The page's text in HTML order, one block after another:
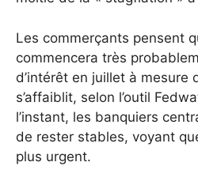
Les commerçants pensent
commencera très
d’intérêt en juillet à mesure
s’affaiblit, selon l’outil
l’instant, les banquiers
de rester stables, voyant
plus urgent.